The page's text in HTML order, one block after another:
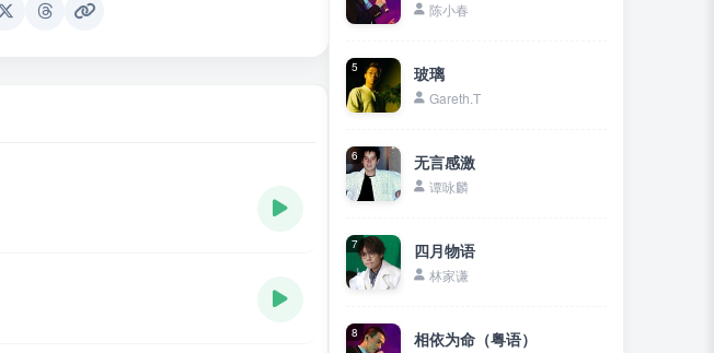
陈小春
5 玻璃
Gareth.T
6 无言感激
谭咏麟
7 四月物语
林家谦
8 相依为命（粤语）